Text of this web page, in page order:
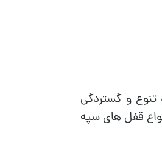
تنوع و گستردگی
قفل های سپه